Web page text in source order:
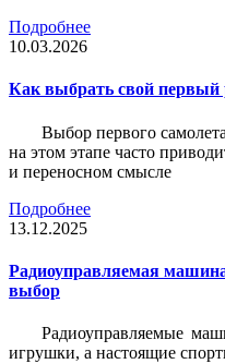
Подробнее
10.03.2026
Как выбрать свой первый
Выбор первого
на этом этапе часто
и переносном смысле
Подробнее
13.12.2025
Радиоуправляемая
выбор
Радиоуправляемые
игрушки, а настоящие